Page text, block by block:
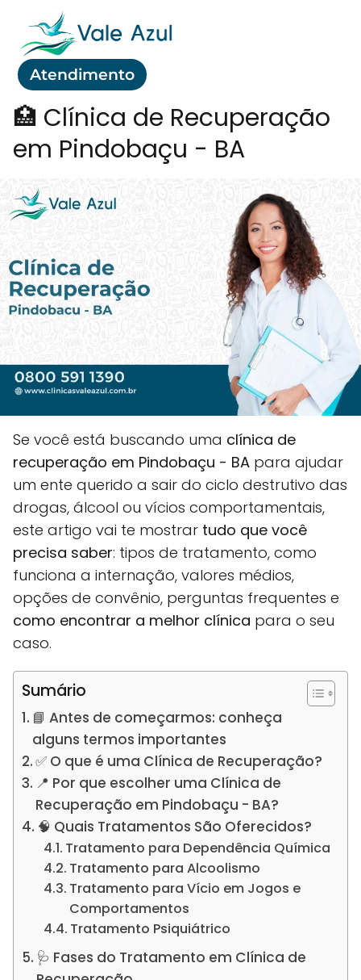
Atendimento
🏥 Clínica de Recuperação
em Pindobaçu - BA
Se você está buscando uma clínica de
recuperação em Pindobaçu - BA para ajudar
um ente querido a sair do ciclo destrutivo das
drogas, álcool ou vícios comportamentais,
este artigo vai te mostrar tudo que você
precisa saber: tipos de tratamento, como
funciona a internação, valores médios,
opções de convênio, perguntas frequentes e
como encontrar a melhor clínica para o seu
caso.
Sumário
📘 Antes de começarmos: conheça
alguns termos importantes
✅ O que é uma Clínica de Recuperação?
📍 Por que escolher uma Clínica de
Recuperação em Pindobaçu - BA?
🧠 Quais Tratamentos São Oferecidos?
Tratamento para Dependência Química
Tratamento para Alcoolismo
Tratamento para Vício em Jogos e
Comportamentos
Tratamento Psiquiátrico
🩺 Fases do Tratamento em Clínica de